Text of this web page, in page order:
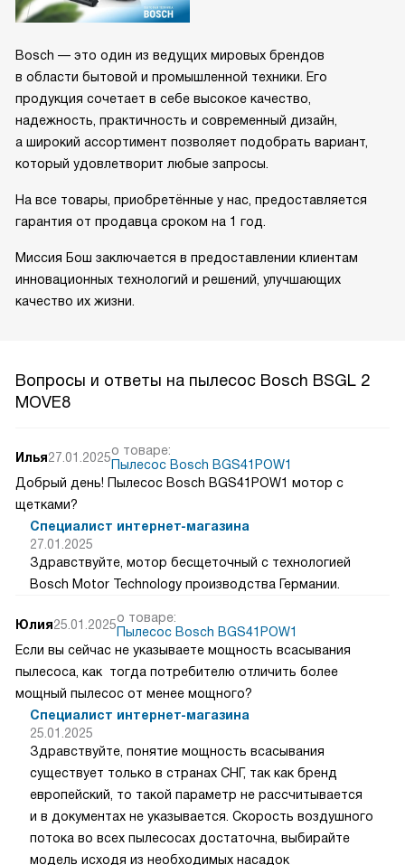
Bosch — это один из ведущих мировых брендов
в области бытовой и промышленной техники. Его
продукция сочетает в себе высокое качество,
надежность, практичность и современный дизайн,
а широкий ассортимент позволяет подобрать вариант,
который удовлетворит любые запросы.
На все товары, приобретённые у нас, предоставляется
гарантия от продавца сроком на 1 год.
Миссия Бош заключается в предоставлении клиентам
инновационных технологий и решений, улучшающих
качество их жизни.
Вопросы и ответы на пылесос Bosch BSGL 2
MOVE8
Илья27.01.2025о товаре:
Пылесос Bosch BGS41POW1
Добрый день! Пылесос Bosch BGS41POW1 мотор с
щетками?
Специалист интернет-магазина
27.01.2025
Здравствуйте, мотор бесщеточный с технологией
Bosch Motor Technology производства Германии.
Юлия25.01.2025о товаре:
Пылесос Bosch BGS41POW1
Если вы сейчас не указываете мощность всасывания
пылесоса, как тогда потребителю отличить более
мощный пылесос от менее мощного?
Специалист интернет-магазина
25.01.2025
Здравствуйте, понятие мощность всасывания
существует только в странах СНГ, так как бренд
европейский, то такой параметр не рассчитывается
и в документах не указывается. Скорость воздушного
потока во всех пылесосах достаточна, выбирайте
модель исходя из необходимых насадок